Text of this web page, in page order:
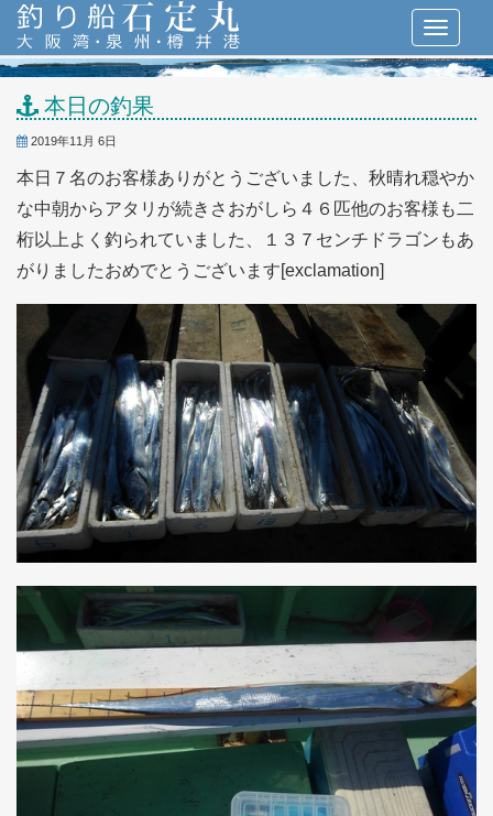
本日の釣果
2019年11月 6日
本日７名のお客様ありがとうございました、秋晴れ穏やか
な中朝からアタリが続きさおがしら４６匹他のお客様も二
桁以上よく釣られていました、１３７センチドラゴンもあ
がりましたおめでとうございます[exclamation]